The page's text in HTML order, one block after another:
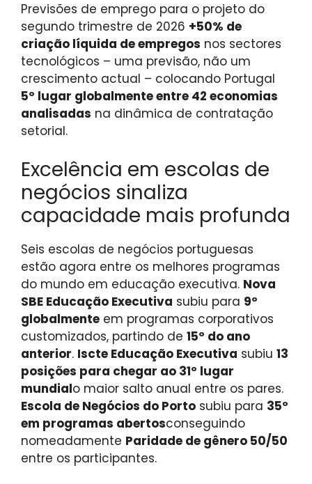
Previsões de emprego para o projeto do
segundo trimestre de 2026 +50% de
criação líquida de empregos nos sectores
tecnológicos – uma previsão, não um
crescimento actual – colocando Portugal
5º lugar globalmente entre 42 economias
analisadas na dinâmica de contratação
setorial.
Excelência em escolas de
negócios sinaliza
capacidade mais profunda
Seis escolas de negócios portuguesas
estão agora entre os melhores programas
do mundo em educação executiva. Nova
SBE Educação Executiva subiu para 9º
globalmente em programas corporativos
customizados, partindo de 15º do ano
anterior. Iscte Educação Executiva subiu 13
posições para chegar ao 31º lugar
mundialo maior salto anual entre os pares.
Escola de Negócios do Porto subiu para 35º
em programas abertosconseguindo
nomeadamente Paridade de gênero 50/50
entre os participantes.